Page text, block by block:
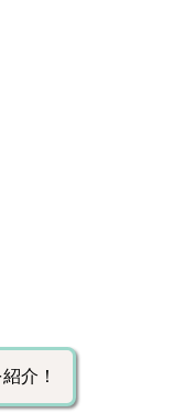
介！